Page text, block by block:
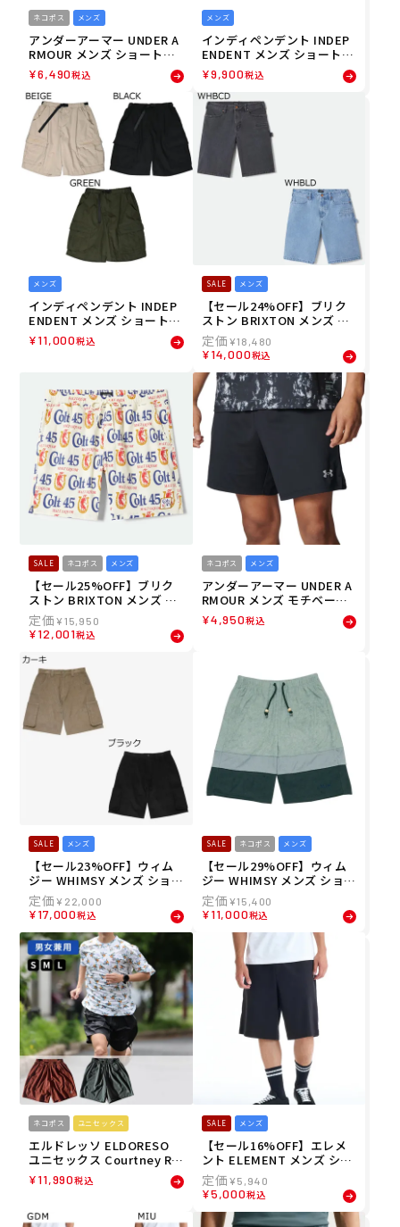
ネコポス メンズ
アンダーアーマー UNDER A
RMOUR メンズ ショートパ
ンツ クール プロ ショーツ 6
012588-001 26SP
¥6,490税込
メンズ
インディペンデント INDEP
ENDENT メンズ ショートパ
ンツ ハーフパンツ INDY LT
D SUMMIT SEAL INDY SHO
RTS 538261502 26SU
¥9,900税込
メンズ
インディペンデント INDEP
ENDENT メンズ ショートパ
ンツ ハーフパンツ INDY LT
D BASEPLATE CARGO SHO
¥11,000税込
SALE メンズ
【セール24%OFF】ブリク
ストン BRIXTON メンズ シ
ョートパンツ ハーフパンツ
BUILDERS CARPENTER BA
GGY SHORT 30050 26SP
¥18,480
¥14,000税込
SALE ネコポス メンズ
【セール25%OFF】ブリク
ストン BRIXTON メンズ シ
ョートパンツ ハーフパンツ
EVERYDAY HYBRID SHORT
7 30002 26SP
¥15,950
¥12,001税込
ネコポス メンズ
アンダーアーマー UNDER A
RMOUR メンズ モチベート
ニット ショーツ ランニング
ショートパンツ 6012547-00
¥4,950税込
SALE メンズ
【セール23%OFF】ウィム
ジー WHIMSY メンズ ショー
トパンツ ハーフパンツ COR
DUROY CARGO SHORT 122
31U130278 26SU
¥ 22,000
¥17,000税込
SALE ネコポス メンズ
【セール29%OFF】ウィム
ジー WHIMSY メンズ ショー
トパンツ ハーフパンツ POO
L-SIDE SHORT 12231U130
277 26SU
¥15,400
¥11,000税込
ネコポス ユニセックス
エルドレッソ ELDORESO
ユニセックス Courtney Ru
nning Shorts ランニング
ショートパンツ E2112716 2
¥11,990税込
SALE メンズ
【セール16%OFF】エレメ
ント ELEMENT メンズ ショ
ートパンツ ハーフパンツ S
HOD SHORTS STD CHINO
ショートパンツ BG021601 2
6SU
¥5,940
¥5,000税込